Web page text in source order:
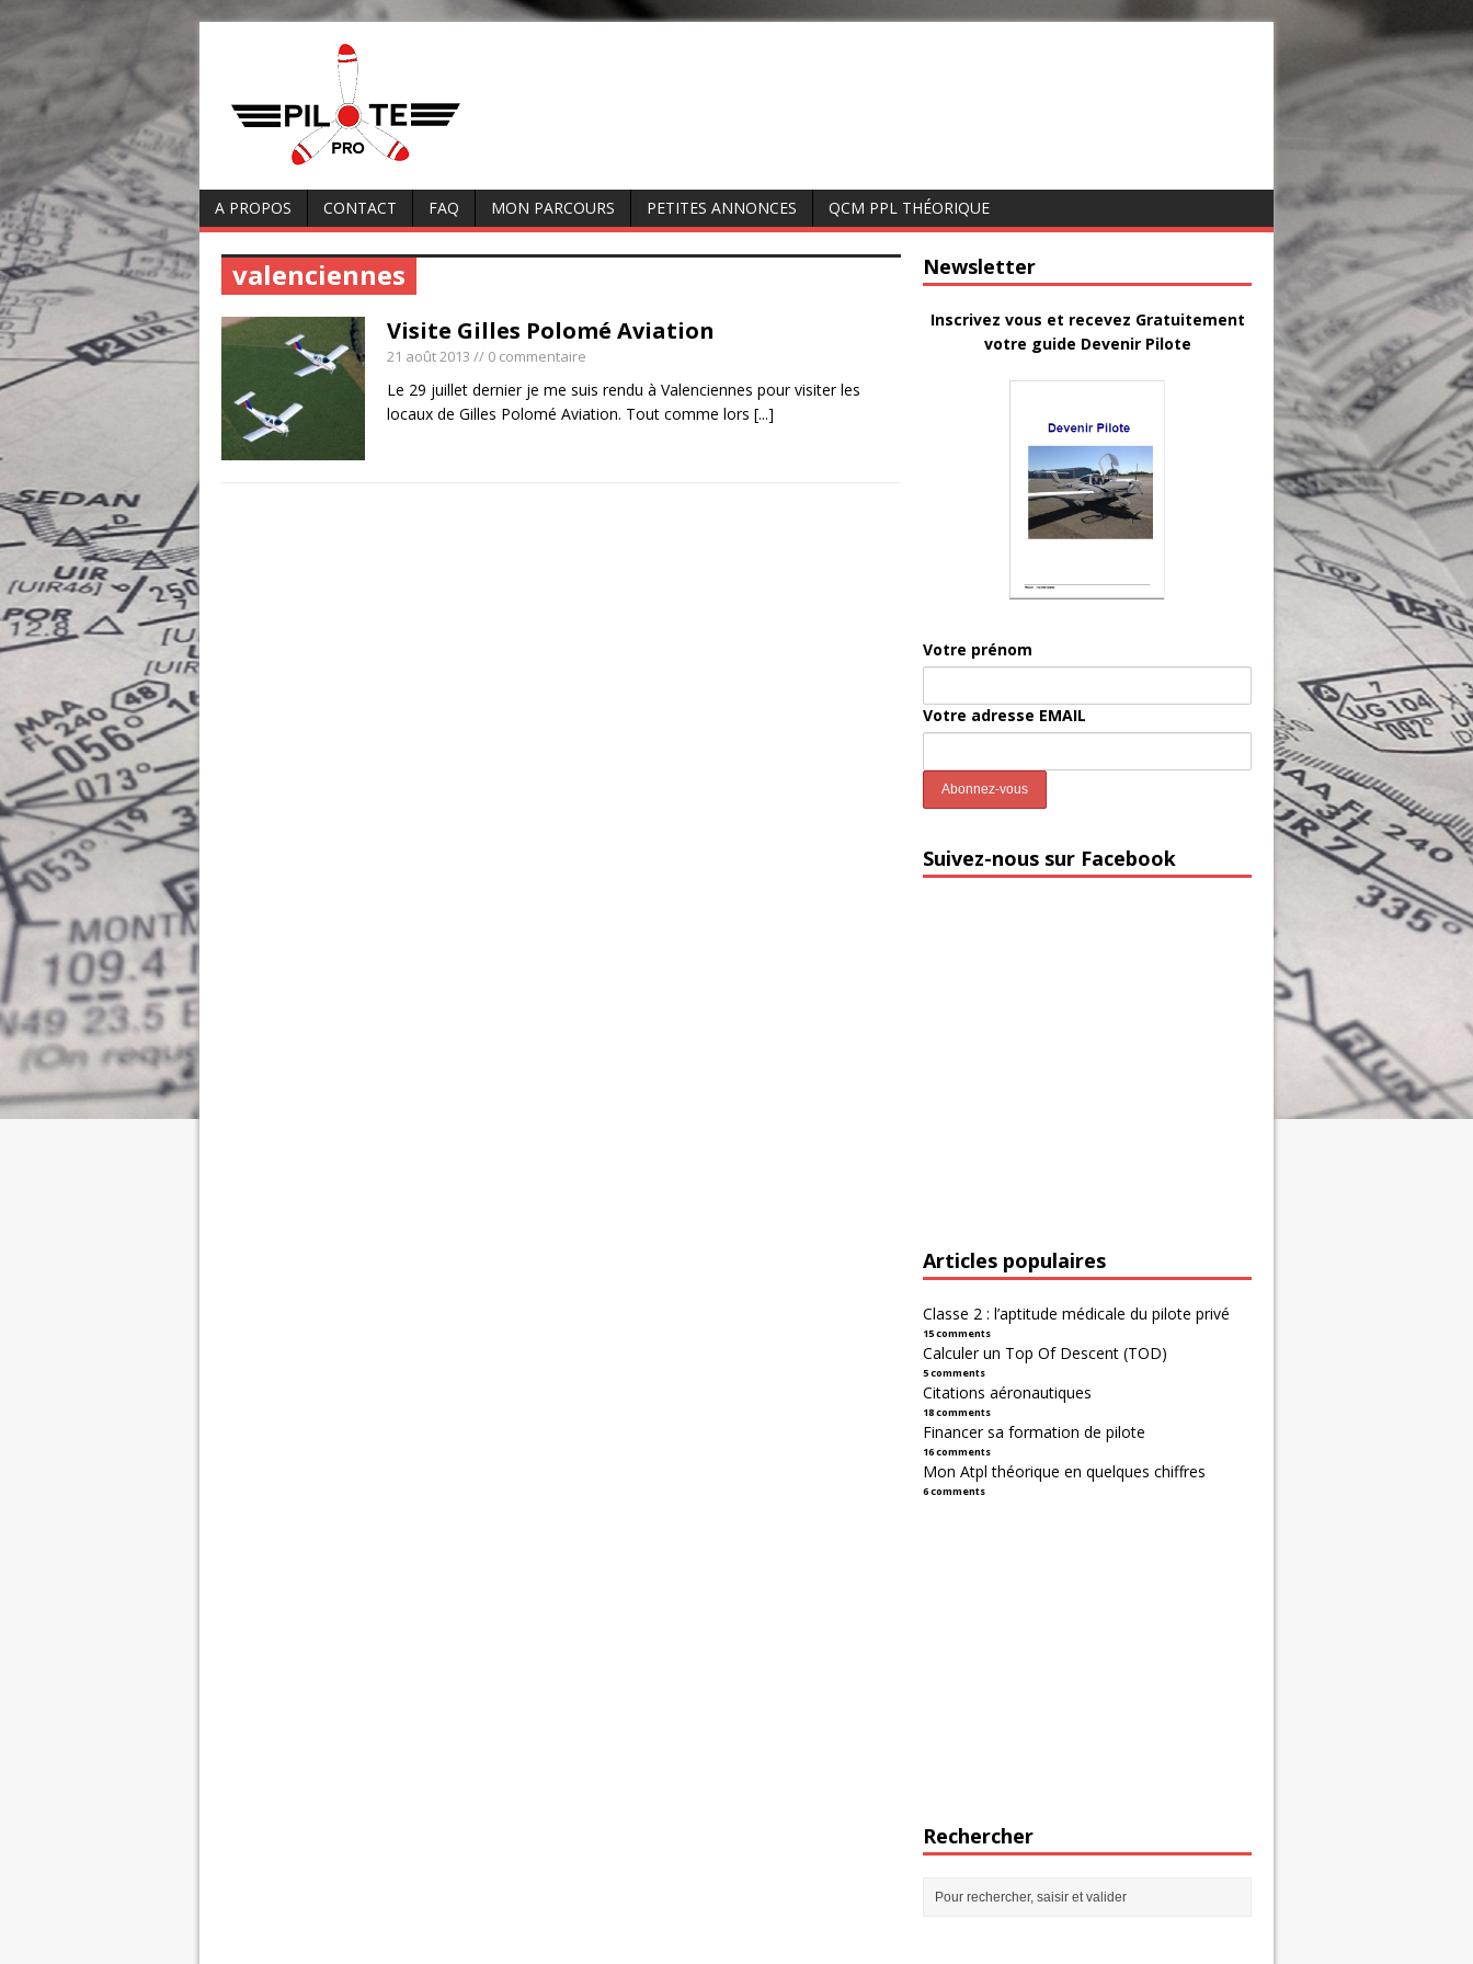
A PROPOS CONTACT FAQ MON PARCOURS PETITES ANNONCES QCM PPL THÉORIQUE
valenciennes
Visite Gilles Polomé Aviation
21 août 2013 // 0 commentaire
Le 29 juillet dernier je me suis rendu à Valenciennes pour visiter les
locaux de Gilles Polomé Aviation. Tout comme lors [...]
Newsletter
Inscrivez vous et recevez Gratuitement
votre guide Devenir Pilote
Votre prénom
Votre adresse EMAIL
Suivez-nous sur Facebook
Articles populaires
Classe 2 : l’aptitude médicale du pilote privé
15 comments
Calculer un Top Of Descent (TOD)
5 comments
Citations aéronautiques
18 comments
Financer sa formation de pilote
16 comments
Mon Atpl théorique en quelques chiffres
6 comments
Rechercher